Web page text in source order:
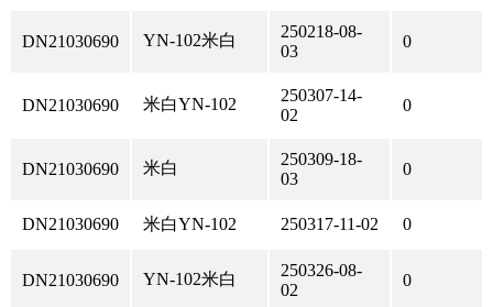
DN21030690 YN-102米白
250218-08-
03
0
DN21030690 米白YN-102
250307-14-
02
0
DN21030690 米白
250309-18-
03
0
DN21030690 米白YN-102 250317-11-02 0
DN21030690 YN-102米白
250326-08-
02
0